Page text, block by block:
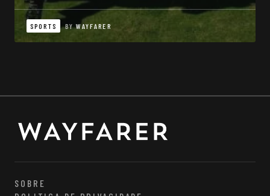
SPORTS BY WAYFARER
SOBRE